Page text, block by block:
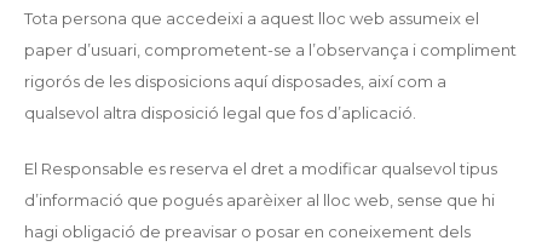
Tota persona que accedeixi a aquest lloc web assumeix el
paper d’usuari, comprometent-se a l’observança i compliment
rigorós de les disposicions aquí disposades, així com a
qualsevol altra disposició legal que fos d’aplicació.
El Responsable es reserva el dret a modificar qualsevol tipus
d’informació que pogués aparèixer al lloc web, sense que hi
hagi obligació de preavisar o posar en coneixement dels